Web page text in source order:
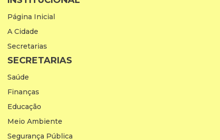
Página Inicial
A Cidade
Secretarias
SECRETARIAS
Saúde
Finanças
Educação
Meio Ambiente
Segurança Pública